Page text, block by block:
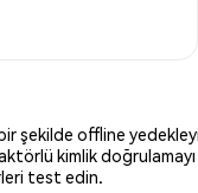
şekilde offline
kimlik
test edin.